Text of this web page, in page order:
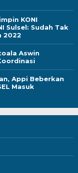
KONI
Sulsel: Sudah Tak
2022
Aswin
Appi Beberkan
Masuk